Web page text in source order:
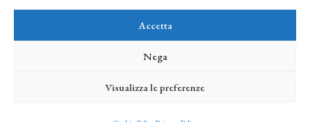
Accetta
Nega
Visualizza le preferenze
l’autorizzazione scritta dei proprietari dei diritti e dell’Istituto Matteucci
credits